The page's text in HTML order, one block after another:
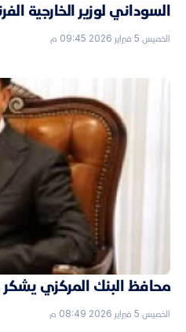
السوداني لوزير الخارجية
الخميس 5 فبراير 2026 09:45 م
محافظ البنك المركزي يشكر
الخميس 5 فبراير 2026 08:49 م